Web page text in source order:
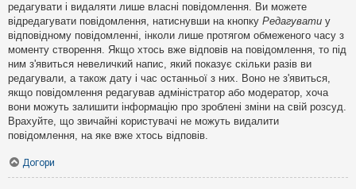
редагувати і видаляти лише власні повідомлення. Ви можете
відредагувати повідомлення, натиснувши на кнопку Редагувати у
відповідному повідомленні, інколи лише протягом обмеженого часу з
моменту створення. Якщо хтось вже відповів на повідомлення, то під
ним з'явиться невеличкий напис, який показує скільки разів ви
редагували, а також дату і час останньої з них. Воно не з'явиться,
якщо повідомлення редагував адміністратор або модератор, хоча
вони можуть залишити інформацію про зроблені зміни на свій розсуд.
Врахуйте, що звичайні користувачі не можуть видалити
повідомлення, на яке вже хтось відповів.
Догори